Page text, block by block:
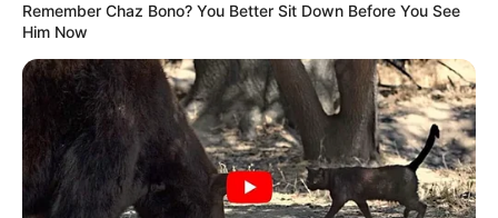
Remember Chaz Bono? You Better Sit Down Before You See
Him Now